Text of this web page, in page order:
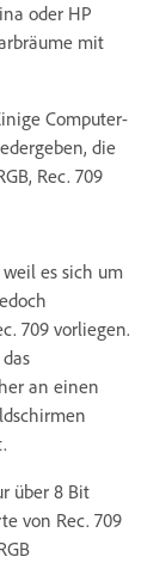
oder HP
mit
Computer-
die
Rec. 709
es sich um
709 vorliegen.
an einen
über 8 Bit
von Rec. 709